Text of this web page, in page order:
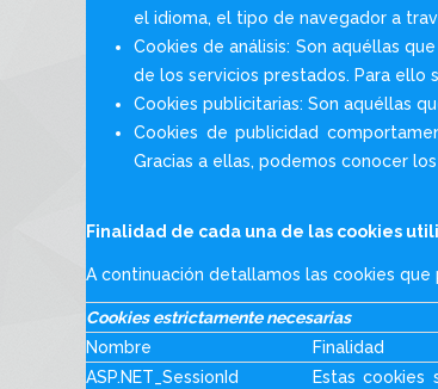
el idioma, el tipo de navegador a
Cookies de análisis: Son aquéllas
de los servicios prestados. Para ello
Cookies publicitarias: Son aquéllas
Cookies de publicidad
Gracias a ellas, podemos conocer
Finalidad de cada una de las cookies
A continuación detallamos las cookies
Cookies estrictamente necesarias
Nombre
Finalidad
ASP.NET_SessionId
Estas cookies